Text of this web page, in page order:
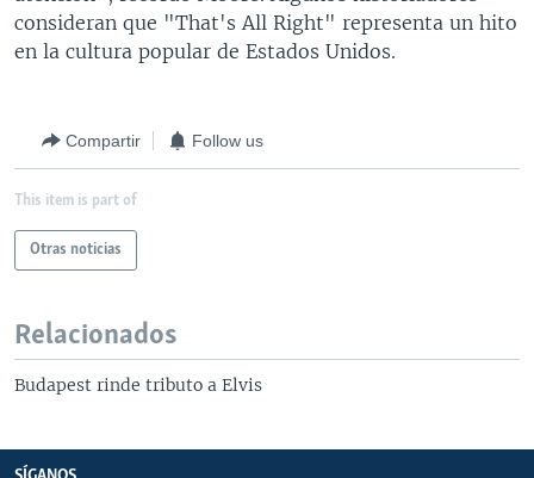
consideran que "That's All Right" representa un hito
en la cultura popular de Estados Unidos.
Compartir Follow us
This item is part of
Otras noticias
Relacionados
Budapest rinde tributo a Elvis